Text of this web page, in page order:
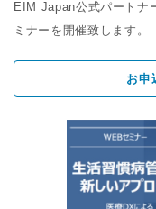
EIM Japan公式パートナ
ミナーを開催致します。
お申